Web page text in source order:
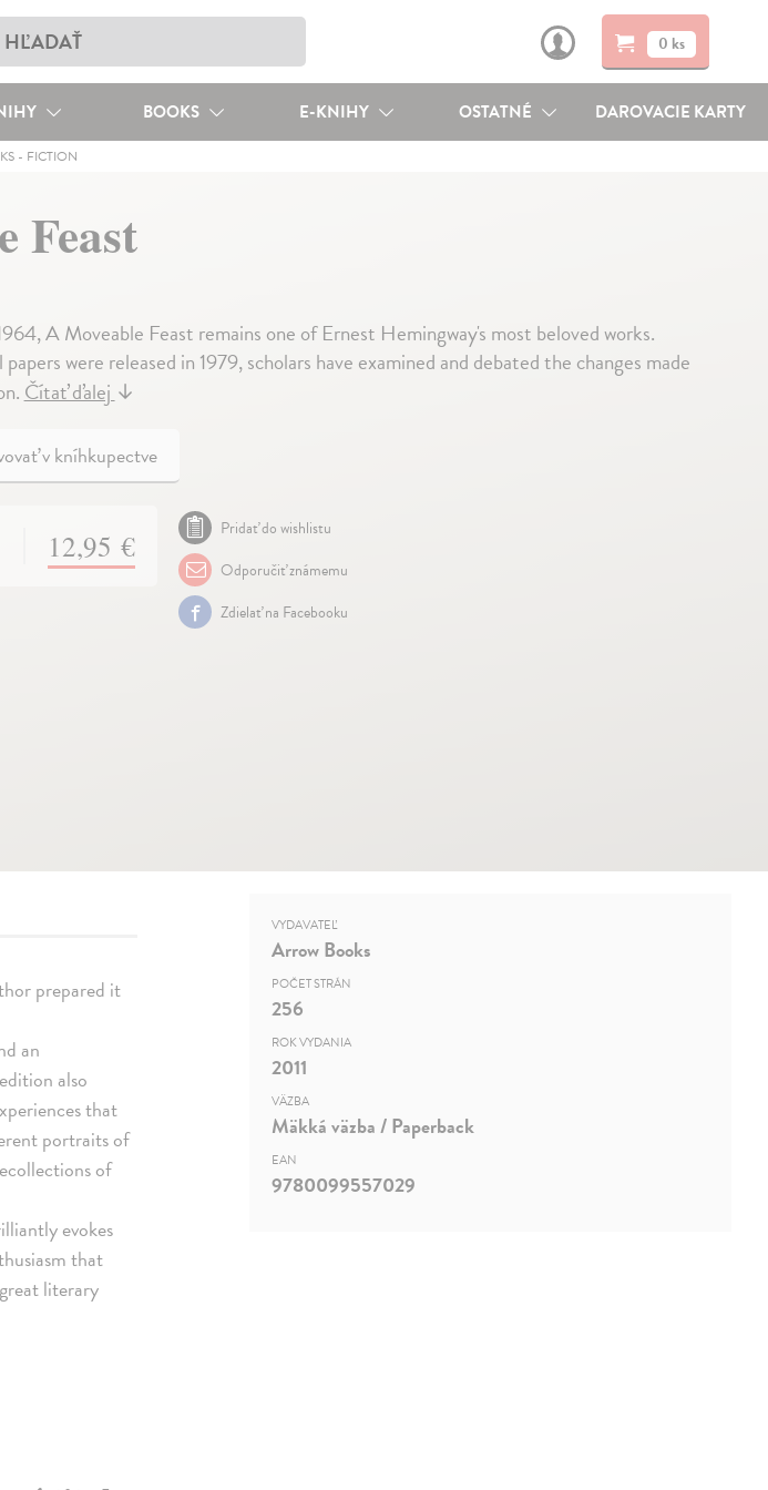
0 ks
BOOKS E-KNIHY OSTATNÉ DAROVACIE KARTY
- FICTION
Feast
A Moveable Feast remains one of Ernest Hemingway's most beloved works.
were released in 1979, scholars have examined and debated the changes made
Čítať ďalej↓
v kníhkupectve
12,95 €
Pridať do wishlistu
Odporučiť známemu
Zdielať na Facebooku
prepared it
an
also
that
portraits of
of
evokes
that
literary
VYDAVATEĽ
Arrow Books
POČET STRÁN
256
ROK VYDANIA
2011
VÄZBA
Mäkká väzba / Paperback
EAN
9780099557029